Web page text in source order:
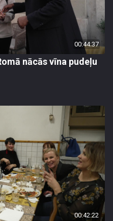
00:44:37
nācās vīna pudeļu
00:42:22